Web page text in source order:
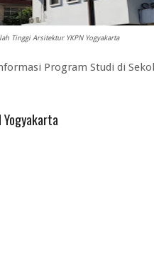
Tinggi Arsitektur YKPN Yogyakarta
Program Studi di